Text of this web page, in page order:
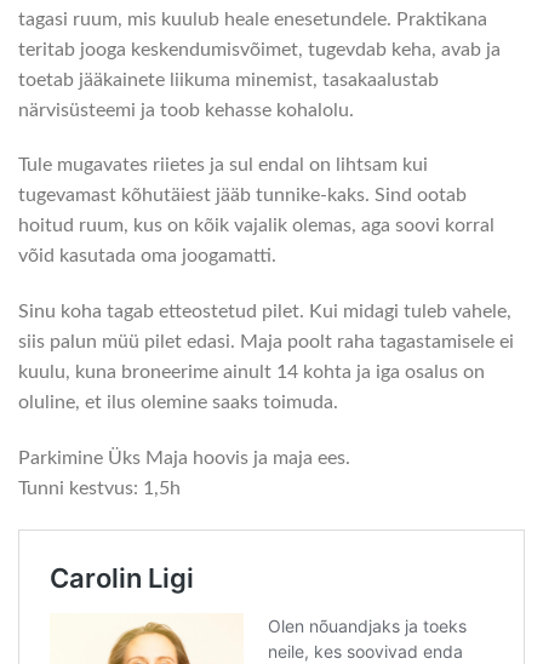
tagasi ruum, mis kuulub heale enesetundele. Praktikana
teritab jooga keskendumisvõimet, tugevdab keha, avab ja
toetab jääkainete liikuma minemist, tasakaalustab
närvisüsteemi ja toob kehasse kohalolu.
Tule mugavates riietes ja sul endal on lihtsam kui
tugevamast kõhutäiest jääb tunnike-kaks. Sind ootab
hoitud ruum, kus on kõik vajalik olemas, aga soovi korral
võid kasutada oma joogamatti.
Sinu koha tagab etteostetud pilet. Kui midagi tuleb vahele,
siis palun müü pilet edasi. Maja poolt raha tagastamisele ei
kuulu, kuna broneerime ainult 14 kohta ja iga osalus on
oluline, et ilus olemine saaks toimuda.
Parkimine Üks Maja hoovis ja maja ees.
Tunni kestvus: 1,5h